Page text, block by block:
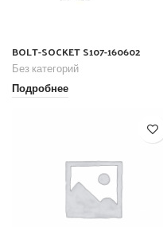
BOLT-SOCKET S107-160602
Без категорий
Подробнее